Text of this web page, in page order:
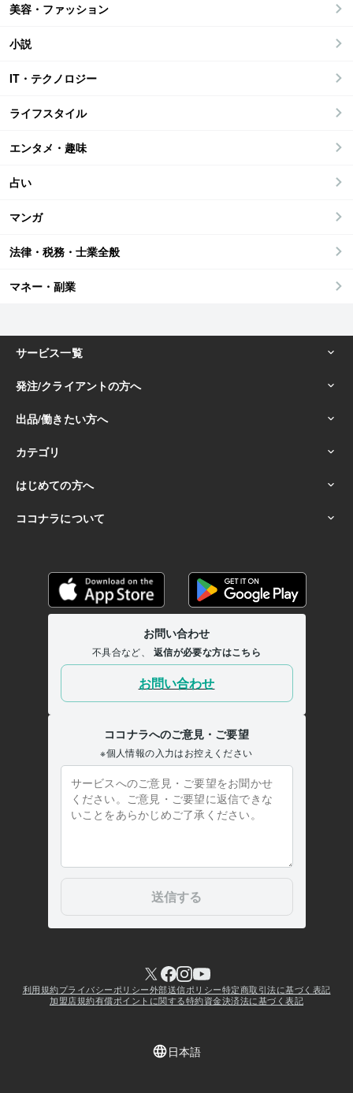
美容・ファッション
小説
IT・テクノロジー
ライフスタイル
エンタメ・趣味
占い
マンガ
法律・税務・士業全般
マネー・副業